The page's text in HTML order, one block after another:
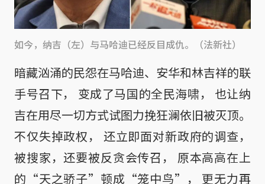
如今，纳吉（左）与马哈迪已经反目成仇。（法新社）
暗藏汹涌的民怨在马哈迪、安华和林吉祥的联
手号召下， 变成了马国的全民海啸， 也让纳
吉在用尽一切方式试图力挽狂澜依旧被灭顶。
不仅失掉政权， 还立即面对新政府的调查，
被搜家，还要被反贪会传召， 原本高高在上
的“天之骄子”顿成“笼中鸟”， 更无力再